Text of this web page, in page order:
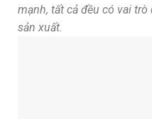
mạnh, tất cả đều có vai
sản xuất.